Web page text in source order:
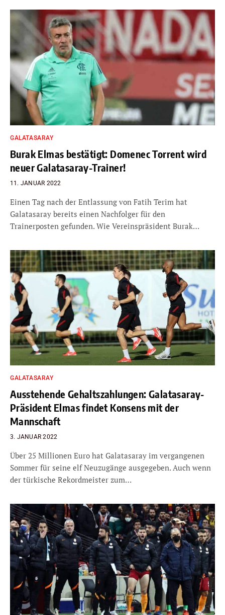
GALATASARAY
Burak Elmas bestätigt: Domenec Torrent wird
neuer Galatasaray-Trainer!
11. JANUAR 2022
Einen Tag nach der Entlassung von Fatih Terim hat
Galatasaray bereits einen Nachfolger für den
Trainerposten gefunden. Wie Vereinspräsident Burak…
GALATASARAY
Ausstehende Gehaltszahlungen: Galatasaray-
Präsident Elmas findet Konsens mit der
Mannschaft
3. JANUAR 2022
Über 25 Millionen Euro hat Galatasaray im vergangenen
Sommer für seine elf Neuzugänge ausgegeben. Auch wenn
der türkische Rekordmeister zum…